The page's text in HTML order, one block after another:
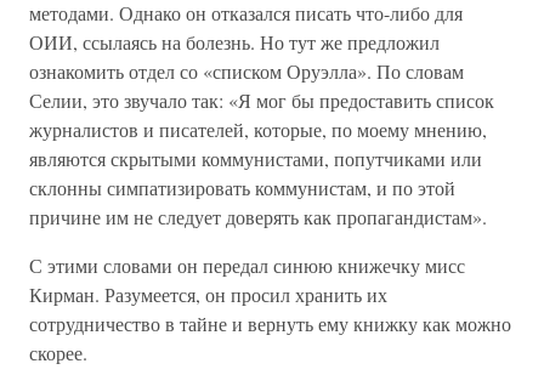
методами. Однако он отказался писать что-либо для
ОИИ, ссылаясь на болезнь. Но тут же предложил
ознакомить отдел со «списком Оруэлла». По словам
Селии, это звучало так: «Я мог бы предоставить список
журналистов и писателей, которые, по моему мнению,
являются скрытыми коммунистами, попутчиками или
склонны симпатизировать коммунистам, и по этой
причине им не следует доверять как пропагандистам».
С этими словами он передал синюю книжечку мисс
Кирман. Разумеется, он просил хранить их
сотрудничество в тайне и вернуть ему книжку как можно
скорее.